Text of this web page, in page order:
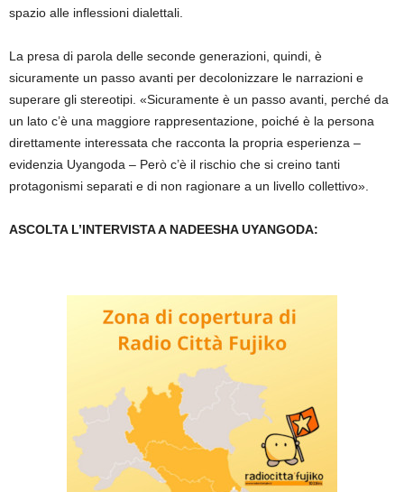
spazio alle inflessioni dialettali.
La presa di parola delle seconde generazioni, quindi, è
sicuramente un passo avanti per decolonizzare le narrazioni e
superare gli stereotipi. «Sicuramente è un passo avanti, perché da
un lato c’è una maggiore rappresentazione, poiché è la persona
direttamente interessata che racconta la propria esperienza –
evidenzia Uyangoda – Però c’è il rischio che si creino tanti
protagonismi separati e di non ragionare a un livello collettivo».
ASCOLTA L’INTERVISTA A NADEESHA UYANGODA: